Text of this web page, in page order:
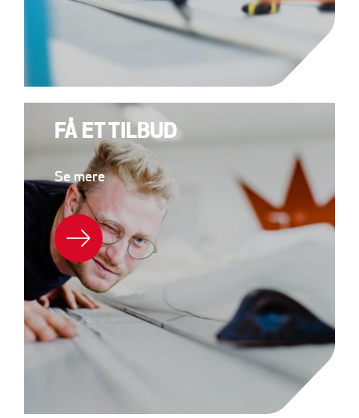
FÅ ET TILBUD
Se mere